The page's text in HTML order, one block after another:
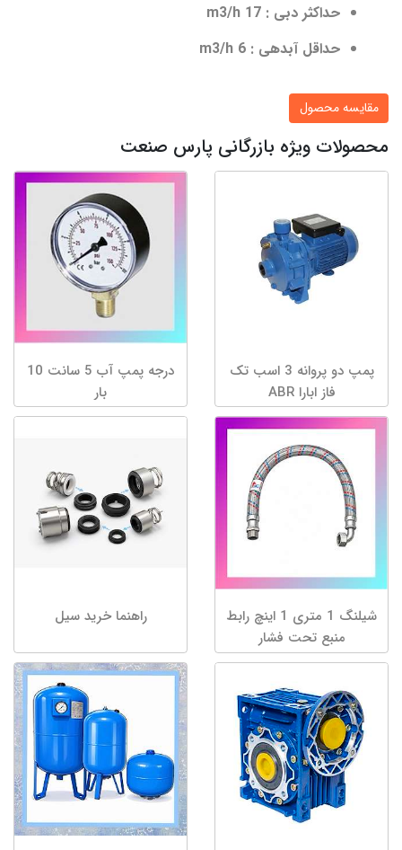
حداکثر دبی : 17 m3/h
حداقل آبدهی : 6 m3/h
مقایسه محصول
محصولات ویژه بازرگانی پارس صنعت
پمپ دو پروانه 3 اسب تک
فاز ابارا ABR
درجه پمپ آب 5 سانت 10
بار
شیلنگ 1 متری 1 اینچ رابط
منبع تحت فشار
راهنما خرید سیل